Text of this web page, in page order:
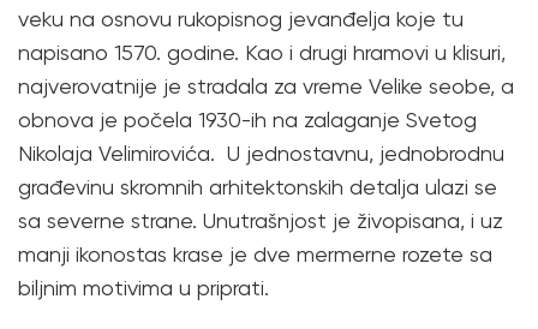
veku na osnovu rukopisnog jevanđelja koje tu
napisano 1570. godine. Kao i drugi hramovi u klisuri,
najverovatnije je stradala za vreme Velike seobe, a
obnova je počela 1930-ih na zalaganje Svetog
Nikolaja Velimirovića. U jednostavnu, jednobrodnu
građevinu skromnih arhitektonskih detalja ulazi se
sa severne strane. Unutrašnjost je živopisana, i uz
manji ikonostas krase je dve mermerne rozete sa
biljnim motivima u priprati.